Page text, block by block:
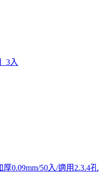
3入
0.09mm/50入/適用2.3.4孔